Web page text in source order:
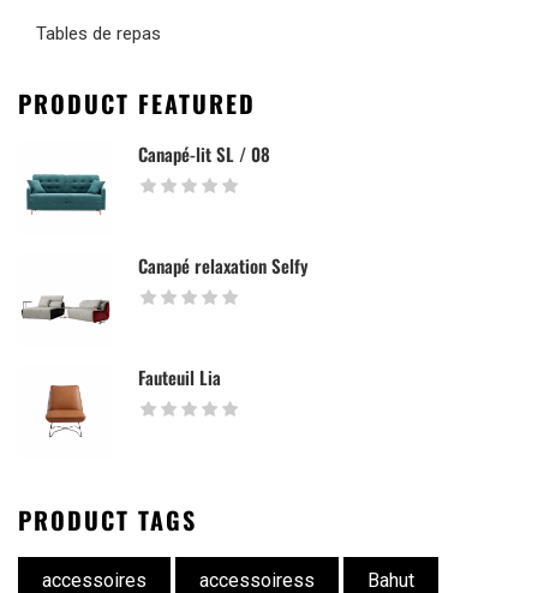
Tables de repas
PRODUCT FEATURED
Canapé-lit SL / 08
Canapé relaxation Selfy
Fauteuil Lia
PRODUCT TAGS
accessoires accessoiress Bahut